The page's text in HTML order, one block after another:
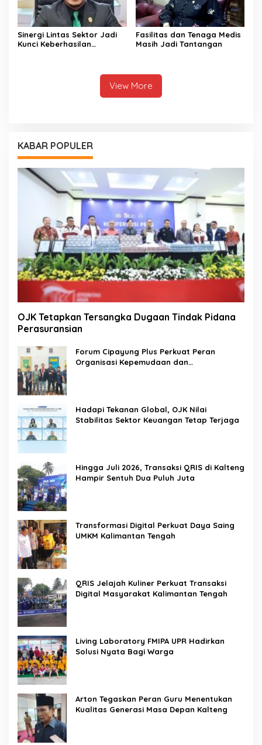
Sinergi Lintas Sektor Jadi
Kunci Keberhasilan
Fasilitas dan Tenaga Medis
Masih Jadi Tantangan
View More
KABAR POPULER
OJK Tetapkan Tersangka Dugaan Tindak Pidana
Perasuransian
Forum Cipayung Plus Perkuat Peran
Organisasi Kepemudaan dan
Hadapi Tekanan Global, OJK Nilai
Stabilitas Sektor Keuangan Tetap Terjaga
Hingga Juli 2026, Transaksi QRIS di Kalteng
Hampir Sentuh Dua Puluh Juta
Transformasi Digital Perkuat Daya Saing
UMKM Kalimantan Tengah
QRIS Jelajah Kuliner Perkuat Transaksi
Digital Masyarakat Kalimantan Tengah
Living Laboratory FMIPA UPR Hadirkan
Solusi Nyata Bagi Warga
Arton Tegaskan Peran Guru Menentukan
Kualitas Generasi Masa Depan Kalteng